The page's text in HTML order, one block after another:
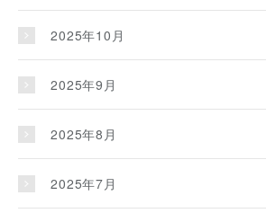
2025年10月
2025年9月
2025年8月
2025年7月